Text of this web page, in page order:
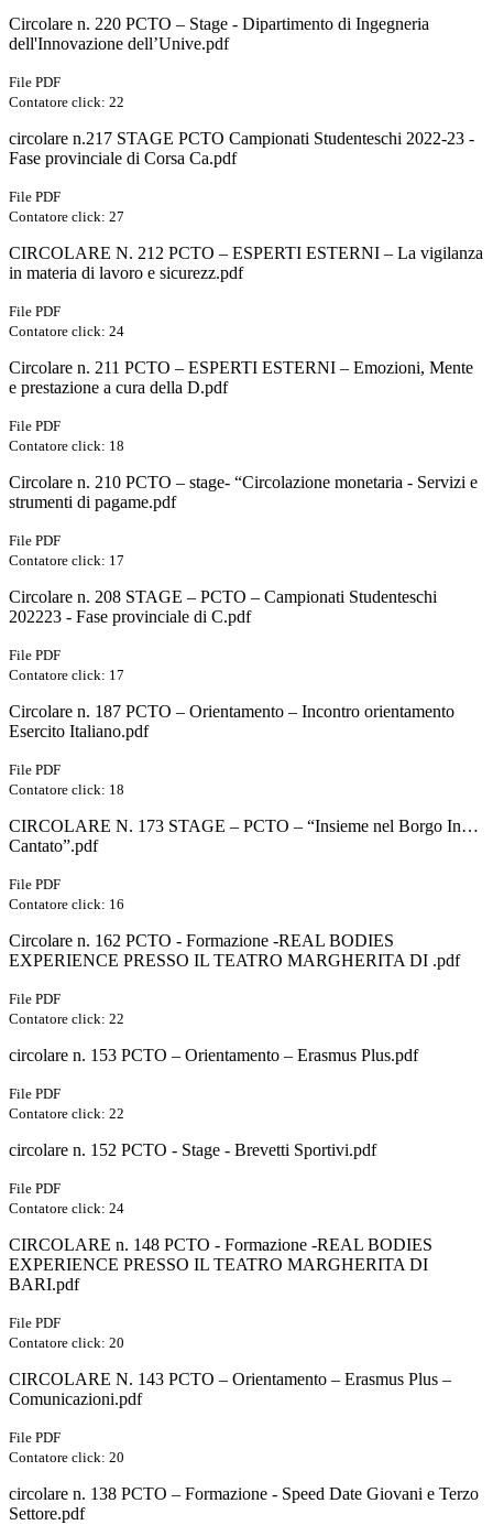
Circolare n. 220 PCTO – Stage - Dipartimento di Ingegneria
dell'Innovazione dell’Unive.pdf
File PDF
Contatore click: 22
circolare n.217 STAGE PCTO Campionati Studenteschi 2022-23 -
Fase provinciale di Corsa Ca.pdf
File PDF
Contatore click: 27
CIRCOLARE N. 212 PCTO – ESPERTI ESTERNI – La vigilanza
in materia di lavoro e sicurezz.pdf
File PDF
Contatore click: 24
Circolare n. 211 PCTO – ESPERTI ESTERNI – Emozioni, Mente
e prestazione a cura della D.pdf
File PDF
Contatore click: 18
Circolare n. 210 PCTO – stage- “Circolazione monetaria - Servizi e
strumenti di pagame.pdf
File PDF
Contatore click: 17
Circolare n. 208 STAGE – PCTO – Campionati Studenteschi
202223 - Fase provinciale di C.pdf
File PDF
Contatore click: 17
Circolare n. 187 PCTO – Orientamento – Incontro orientamento
Esercito Italiano.pdf
File PDF
Contatore click: 18
CIRCOLARE N. 173 STAGE – PCTO – “Insieme nel Borgo In…
Cantato”.pdf
File PDF
Contatore click: 16
Circolare n. 162 PCTO - Formazione -REAL BODIES
EXPERIENCE PRESSO IL TEATRO MARGHERITA DI .pdf
File PDF
Contatore click: 22
circolare n. 153 PCTO – Orientamento – Erasmus Plus.pdf
File PDF
Contatore click: 22
circolare n. 152 PCTO - Stage - Brevetti Sportivi.pdf
File PDF
Contatore click: 24
CIRCOLARE n. 148 PCTO - Formazione -REAL BODIES
EXPERIENCE PRESSO IL TEATRO MARGHERITA DI
BARI.pdf
File PDF
Contatore click: 20
CIRCOLARE N. 143 PCTO – Orientamento – Erasmus Plus –
Comunicazioni.pdf
File PDF
Contatore click: 20
circolare n. 138 PCTO – Formazione - Speed Date Giovani e Terzo
Settore.pdf